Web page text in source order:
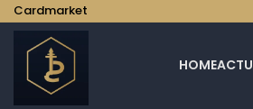
Cardmarket
HOMEACTU